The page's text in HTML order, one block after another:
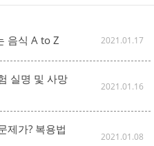
음식 A to Z 2021.01.17
실명 및 사망
2021.01.16
제가? 복용법
2021.01.08